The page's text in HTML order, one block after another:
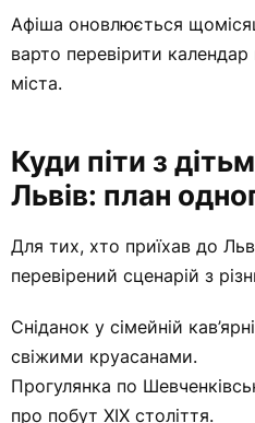
Афіша оновлюється
варто перевірити
міста.
Куди піти з
Львів: план
Для тих, хто приїхав до
перевірений сценарій з
Сніданок у сімейній
свіжими круасанами.
Прогулянка по
про побут ХІХ століття.